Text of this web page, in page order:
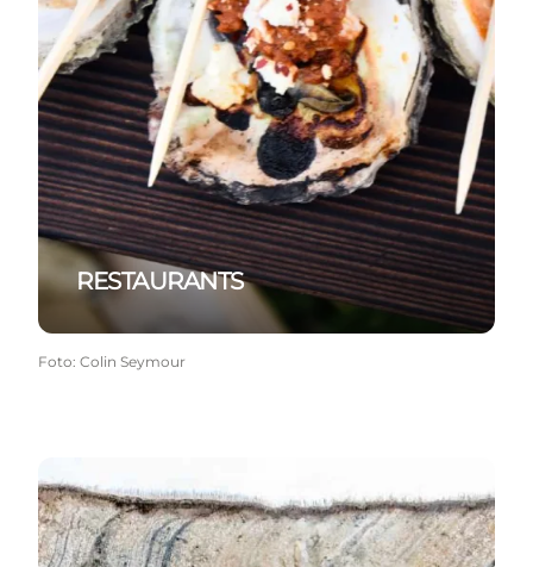
RESTAURANTS
Foto: Colin Seymour